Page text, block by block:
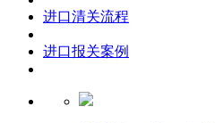
进口清关流程
进口报关案例